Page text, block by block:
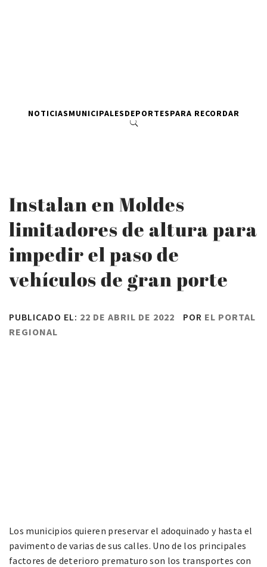
NOTICIASMUNICIPALESDEPORTESPARA RECORDAR
Instalan en Moldes
limitadores de altura para
impedir el paso de
vehículos de gran porte
PUBLICADO EL: 22 DE ABRIL DE 2022 POR EL PORTAL
REGIONAL
Los municipios quieren preservar el adoquinado y hasta el
pavimento de varias de sus calles. Uno de los principales
factores de deterioro prematuro son los transportes con